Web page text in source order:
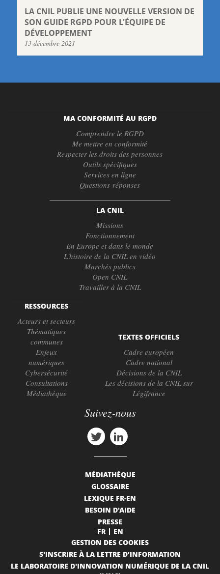
LA CNIL PUBLIE UNE NOUVELLE VERSION DE
SON GUIDE RGPD POUR L'ÉQUIPE DE
DÉVELOPPEMENT
13 décembre 2021
MA CONFORMITÉ AU RGPD
Comprendre le RGPD
Me mettre en conformité
Respecter les droits des personnes
Outils spécifiques
Services en ligne
Questions-réponses
LA CNIL
Missions
Fonctionnement
En Europe et dans le monde
L'histoire de la CNIL en vidéo
Marchés publics
Open CNIL
Travailler à la CNIL
RESSOURCES
Acteurs et secteurs
Thématiques
communes
Enjeux
numériques
Cybersécurité
Consultations
Médiathèque
TEXTES OFFICIELS
Cadre européen
Cadre national
Décisions de la CNIL
Les décisions de la CNIL sur
Légifrance
Suivez-nous
MÉDIATHÈQUE
GLOSSAIRE
LEXIQUE FR-EN
BESOIN D'AIDE
PRESSE
FR
EN
GESTION DES COOKIES
S'INSCRIRE À LA LETTRE D'INFORMATION
LE LABORATOIRE D'INNOVATION NUMÉRIQUE DE LA CNIL